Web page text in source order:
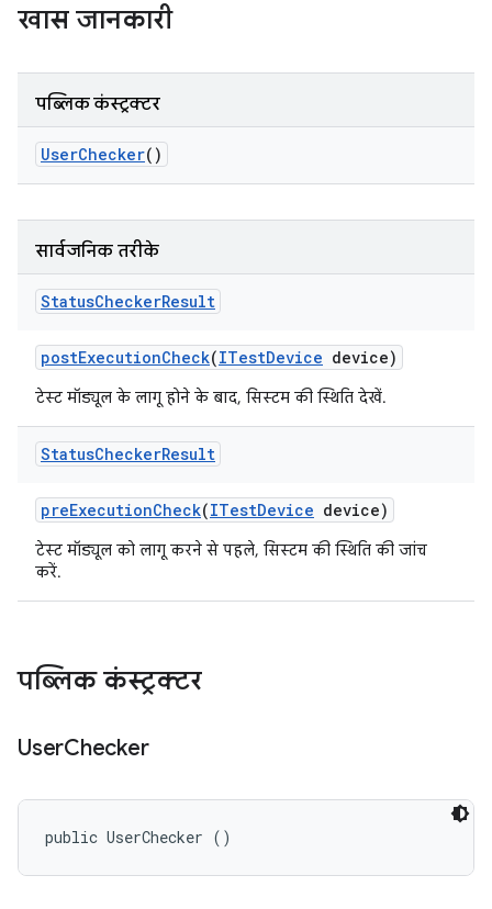
खास जानकारी
पब्लिक कंस्ट्रक्टर
UserChecker()
सार्वजनिक तरीके
StatusCheckerResult
postExecutionCheck(ITestDevice device)
टेस्ट मॉड्यूल के लागू होने के बाद, सिस्टम की स्थिति देखें.
StatusCheckerResult
preExecutionCheck(ITestDevice device)
टेस्ट मॉड्यूल को लागू करने से पहले, सिस्टम की स्थिति की जांच
करें.
पब्लिक कंस्ट्रक्टर
UserChecker
public UserChecker ()